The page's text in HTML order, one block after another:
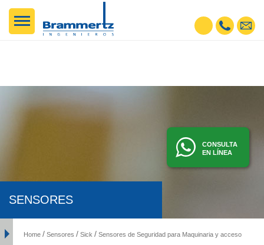
CONSULTA
EN LÍNEA
SENSORES
Home Sensores Sick Sensores de Seguridad para Maquinaria y accesorios